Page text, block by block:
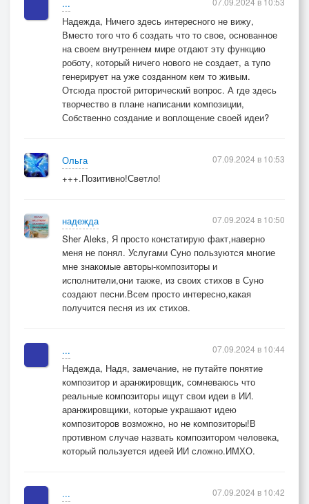
...
Надежда, Ничего здесь интересного не вижу,
Вместо того что б создать что то свое, основанное
на своем внутреннем мире отдают эту функцию
роботу, который ничего нового не создает, а тупо
генерирует на уже созданном кем то живым.
Отсюда простой риторический вопрос. А где здесь
творчество в плане написании композиции,
Собственно создание и воплощение своей идеи?
Ольга
+++.Позитивно!Светло!
07.09.2024 в 10:53
надежда
Sher Aleks, Я просто констатирую факт,наверно
меня не понял. Услугами Суно пользуются многие
мне знакомые авторы-композиторы и
исполнители,они также, из своих стихов в Суно
создают песни.Всем просто интересно,какая
получится песня из их стихов.
07.09.2024 в 10:50
...
Надежда, Надя, замечание, не путайте понятие
композитор и аранжировщик, сомневаюсь что
реальные композиторы ищут свои идеи в ИИ.
аранжировщики, которые украшают идею
композиторов возможно, но не композиторы!В
противном случае назвать композитором человека,
который пользуется идеей ИИ сложно.ИМХО.
07.09.2024 в 10:44
...
07.09.2024 в 10:42